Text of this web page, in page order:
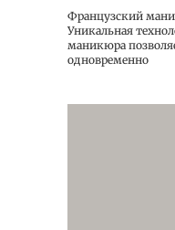
Французский
Уникальная
маникюра
одновременно